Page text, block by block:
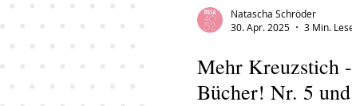
Natascha Schröder
30. Apr. 2025
3 Min.
Mehr Kreuzstich
Bücher! Nr. 5